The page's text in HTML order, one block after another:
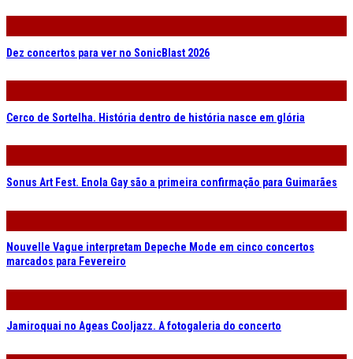
Dez concertos para ver no SonicBlast 2026
Cerco de Sortelha. História dentro de história nasce em glória
Sonus Art Fest. Enola Gay são a primeira confirmação para Guimarães
Nouvelle Vague interpretam Depeche Mode em cinco concertos
marcados para Fevereiro
Jamiroquai no Ageas Cooljazz. A fotogaleria do concerto